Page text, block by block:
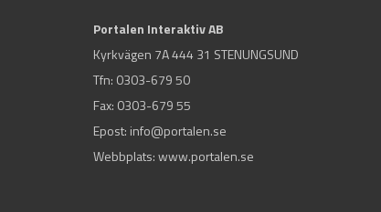
Portalen Interaktiv AB
Kyrkvägen 7A 444 31 STENUNGSUND
Tfn: 0303-679 50
Fax: 0303-679 55
Epost: info@portalen.se
Webbplats: www.portalen.se